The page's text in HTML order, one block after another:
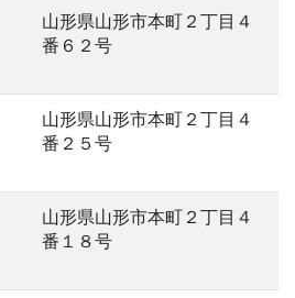
山形県山形市本町２丁目４
番６２号
山形県山形市本町２丁目４
番２５号
山形県山形市本町２丁目４
番１８号